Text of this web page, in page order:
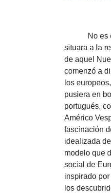
No es
situara a la
de aquel
comenzó a
los
pusiera en
portugués,
Américo
fascinación
idealizada
modelo que
social de
inspirado
los